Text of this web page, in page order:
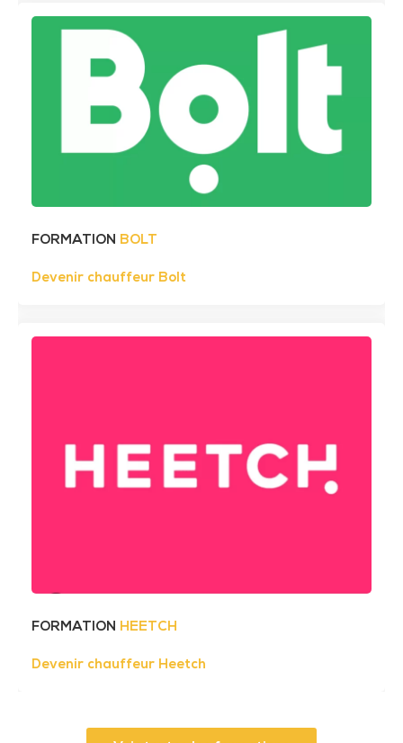
FORMATION BOLT
Devenir chauffeur Bolt
FORMATION HEETCH
Devenir chauffeur Heetch